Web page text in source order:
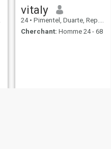
vitaly
24 • Pimentel, Duarte, Rep.Dominicaine
Cherchant: Homme 24 - 68